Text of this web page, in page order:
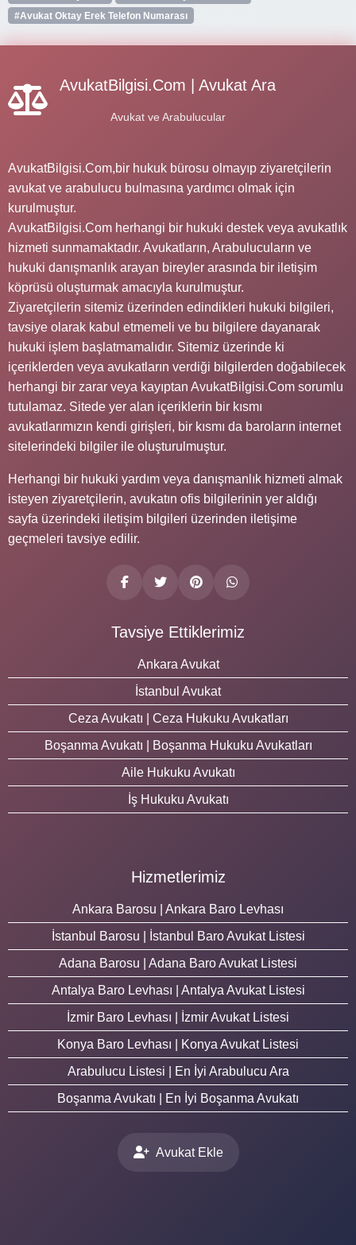
#Avukat Oktay Erek Telefon Numarası
AvukatBilgisi.Com | Avukat Ara
Avukat ve Arabulucular
AvukatBilgisi.Com,bir hukuk bürosu olmayıp ziyaretçilerin
avukat ve arabulucu bulmasına yardımcı olmak için
kurulmuştur.
AvukatBilgisi.Com herhangi bir hukuki destek veya avukatlık
hizmeti sunmamaktadır. Avukatların, Arabulucuların ve
hukuki danışmanlık arayan bireyler arasında bir iletişim
köprüsü oluşturmak amacıyla kurulmuştur.
Ziyaretçilerin sitemiz üzerinden edindikleri hukuki bilgileri,
tavsiye olarak kabul etmemeli ve bu bilgilere dayanarak
hukuki işlem başlatmamalıdır. Sitemiz üzerinde ki
içeriklerden veya avukatların verdiği bilgilerden doğabilecek
herhangi bir zarar veya kayıptan AvukatBilgisi.Com sorumlu
tutulamaz. Sitede yer alan içeriklerin bir kısmı
avukatlarımızın kendi girişleri, bir kısmı da baroların internet
sitelerindeki bilgiler ile oluşturulmuştur.
Herhangi bir hukuki yardım veya danışmanlık hizmeti almak
isteyen ziyaretçilerin, avukatın ofis bilgilerinin yer aldığı
sayfa üzerindeki iletişim bilgileri üzerinden iletişime
geçmeleri tavsiye edilir.
Tavsiye Ettiklerimiz
Ankara Avukat
İstanbul Avukat
Ceza Avukatı | Ceza Hukuku Avukatları
Boşanma Avukatı | Boşanma Hukuku Avukatları
Aile Hukuku Avukatı
İş Hukuku Avukatı
Hizmetlerimiz
Ankara Barosu | Ankara Baro Levhası
İstanbul Barosu | İstanbul Baro Avukat Listesi
Adana Barosu | Adana Baro Avukat Listesi
Antalya Baro Levhası | Antalya Avukat Listesi
İzmir Baro Levhası | İzmir Avukat Listesi
Konya Baro Levhası | Konya Avukat Listesi
Arabulucu Listesi | En İyi Arabulucu Ara
Boşanma Avukatı | En İyi Boşanma Avukatı
Avukat Ekle